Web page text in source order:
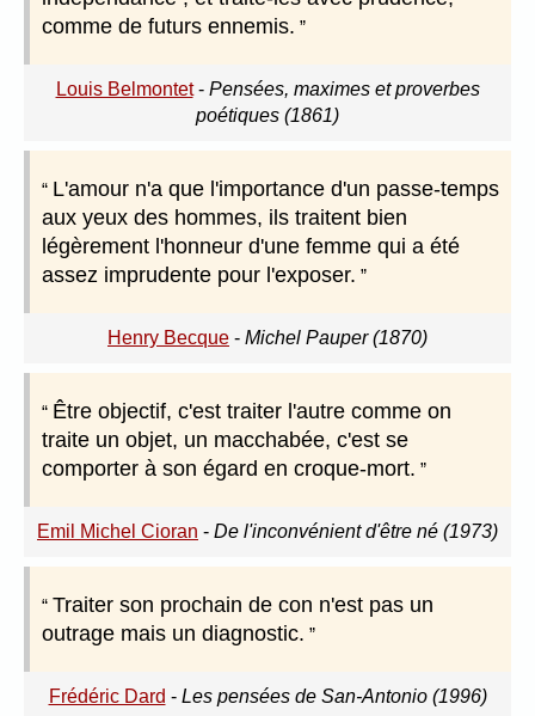
comme de futurs ennemis.
Louis Belmontet- Pensées, maximes et proverbes
poétiques (1861)
L'amour n'a que l'importance d'un passe-temps
aux yeux des hommes, ils traitent bien
légèrement l'honneur d'une femme qui a été
assez imprudente pour l'exposer.
Henry Becque - Michel Pauper (1870)
Être objectif, c'est traiter l'autre comme on
traite un objet, un macchabée, c'est se
comporter à son égard en croque-mort.
Emil Michel Cioran - De l'inconvénient d'être né (1973)
Traiter son prochain de con n'est pas un
outrage mais un diagnostic.
Frédéric Dard - Les pensées de San-Antonio (1996)